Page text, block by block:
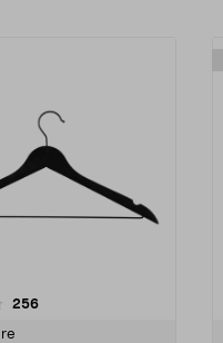
256anmeldelser
4.5av 5 stjerner